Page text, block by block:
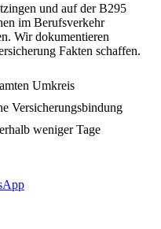
und auf der B295
im Berufsverkehr
Wir dokumentieren
Fakten schaffen.
Umkreis
Versicherungsbindung
weniger Tage